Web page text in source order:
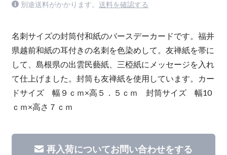
別途送料がかかります。 送料を確認する
名刺サイズの封筒付和紙のバースデーカードです。福井
県越前和紙の耳付きの名刺を色染めして。友禅紙を帯に
して、島根県の出雲民藝紙、三椏紙にメッセージを入れ
て仕上げました。封筒も友禅紙を使用しています。カー
ドサイズ 幅９ｃｍ×高５．５ｃｍ 封筒サイズ 幅10
ｃｍ×高さ７ｃｍ
再入荷についてお問い合わせをする